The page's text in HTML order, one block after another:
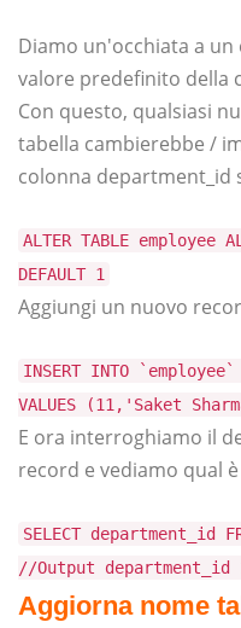
Diamo un'occhiata a
valore predefinito della
Con questo, qualsiasi
tabella cambierebbe /
colonna department_id
ALTER TABLE employee
DEFAULT 1
Aggiungi un nuovo
INSERT INTO
VALUES (11,'Saket
E ora interroghiamo il
record e vediamo qual
SELECT department_id
//Output department_id
Aggiorna nome